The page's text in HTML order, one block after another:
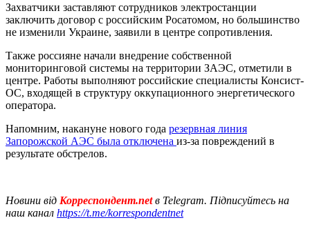
Захватчики заставляют сотрудников электростанции
заключить договор с российским Росатомом, но большинство
не изменили Украине, заявили в центре сопротивления.
Также россияне начали внедрение собственной
мониторинговой системы на территории ЗАЭС, отметили в
центре. Работы выполняют российские специалисты Консист-
ОС, входящей в структуру оккупационного энергетического
оператора.
Напомним, накануне нового года резервная линия
Запорожской АЭС была отключена из-за повреждений в
результате обстрелов.
Новини від Корреспондент.netв Telegram. Підписуйтесь на
наш канал https://t.me/korrespondentnet